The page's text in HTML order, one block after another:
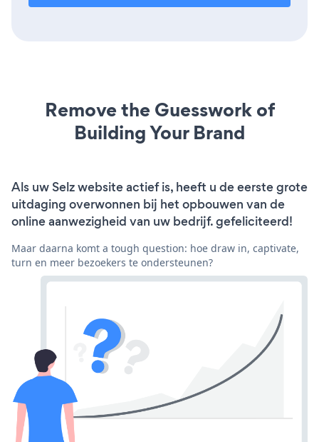
Remove the Guesswork of
Building Your Brand
Als uw Selz website actief is, heeft u de eerste grote
uitdaging overwonnen bij het opbouwen van de
online aanwezigheid van uw bedrijf. gefeliciteerd!
Maar daarna komt a tough question: hoe draw in, captivate,
turn en meer bezoekers te ondersteunen?